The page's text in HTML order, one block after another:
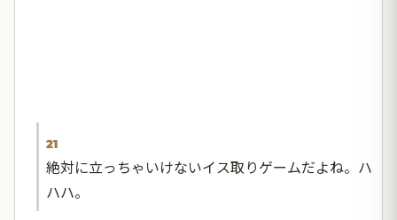
21
絶対に立っちゃいけないイス取りゲームだよね。ハ
ハハ。